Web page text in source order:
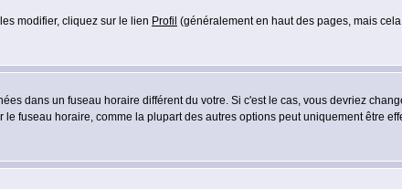
modifier, cliquez sur le lien Profil (généralement en haut des pages, mais
dans un fuseau horaire différent du votre. Si c'est le cas, vous devriez
fuseau horaire, comme la plupart des autres options peut uniquement être